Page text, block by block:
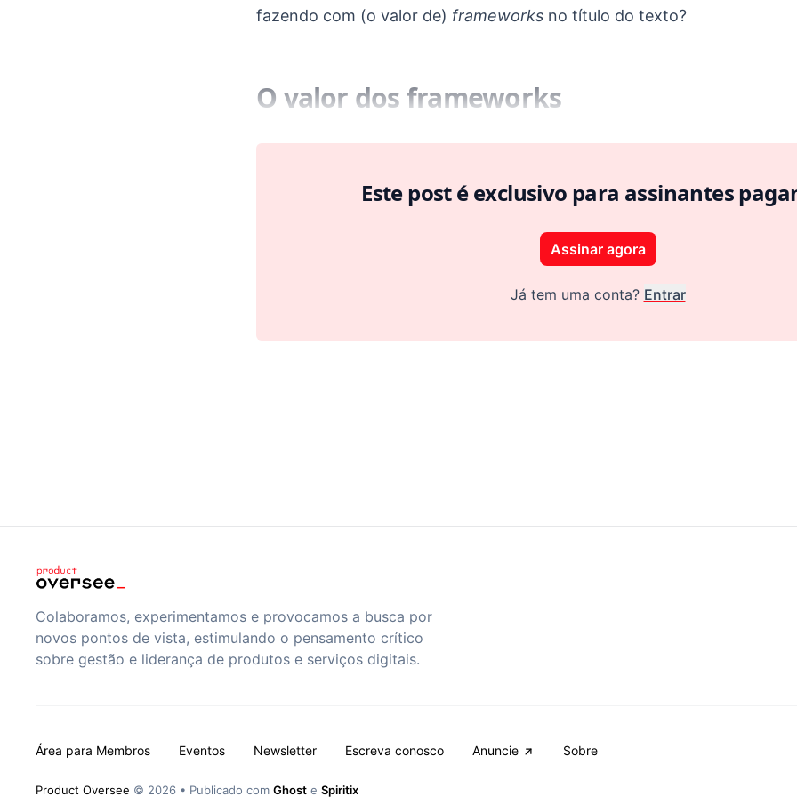
fazendo com (o valor de) frameworks no título do texto?
O valor dos frameworks
Este post é exclusivo para assinantes
Assinar agora
Já tem uma conta? Entrar
Colaboramos, experimentamos e provocamos a busca por
novos pontos de vista, estimulando o pensamento crítico
sobre gestão e liderança de produtos e serviços digitais.
Área para Membros Eventos Newsletter Escreva conosco Anuncie Sobre
Product Oversee © 2026 • Publicado com Ghost e Spiritix